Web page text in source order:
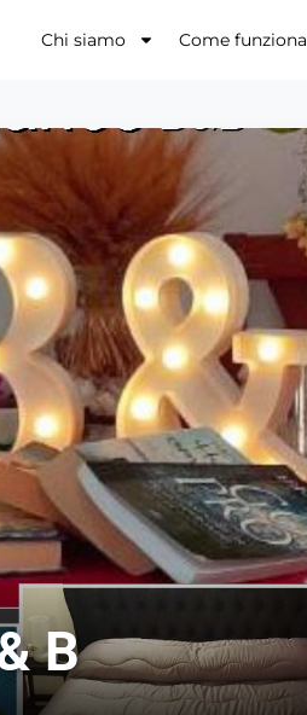
Chi siamo Come funziona
B